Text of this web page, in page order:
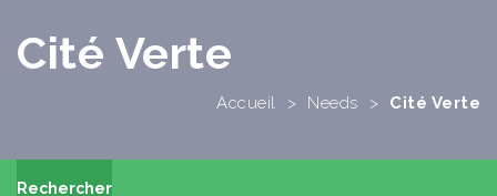
Cité Verte
Accueil > Needs > Cité Verte
Rechercher